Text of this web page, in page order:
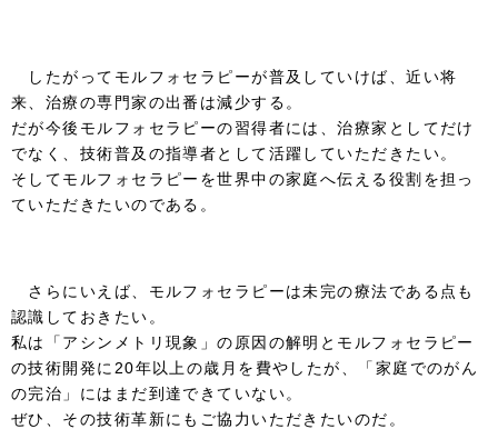
したがってモルフォセラピーが普及していけば、近い将
来、治療の専門家の出番は減少する。
だが今後モルフォセラピーの習得者には、治療家としてだけ
でなく、技術普及の指導者として活躍していただきたい。
そしてモルフォセラピーを世界中の家庭へ伝える役割を担っ
ていただきたいのである。
さらにいえば、モルフォセラピーは未完の療法である点も
認識しておきたい。
私は「アシンメトリ現象」の原因の解明とモルフォセラピー
の技術開発に20年以上の歳月を費やしたが、「家庭でのがん
の完治」にはまだ到達できていない。
ぜひ、その技術革新にもご協力いただきたいのだ。